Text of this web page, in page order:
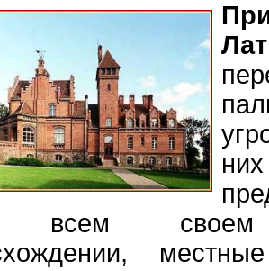
всем своем